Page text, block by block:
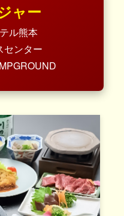
ャー
ル熊本
センター